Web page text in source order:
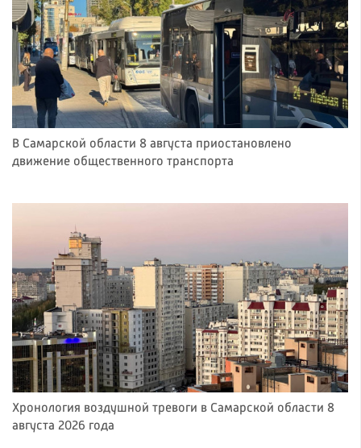
В Самарской области 8 августа приостановлено
движение общественного транспорта
Хронология воздушной тревоги в Самарской области 8
августа 2026 года